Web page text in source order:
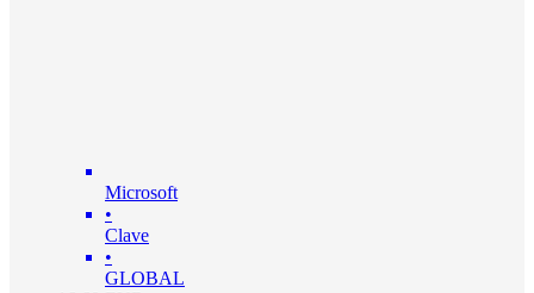
Microsoft
•
Clave
•
GLOBAL